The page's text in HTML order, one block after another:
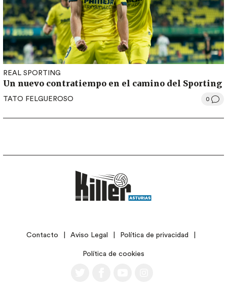
REAL SPORTING
Un nuevo contratiempo en el camino del Sporting
TATO FELGUEROSO 0
LEGALContacto Aviso Legal Política de privacidad
Política de cookies